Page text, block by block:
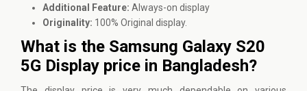
Additional Feature: Always-on display
Originality: 100% Original display.
What is the Samsung Galaxy S20
5G Display price in Bangladesh?